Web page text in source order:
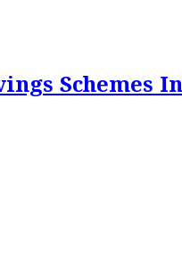
Schemes